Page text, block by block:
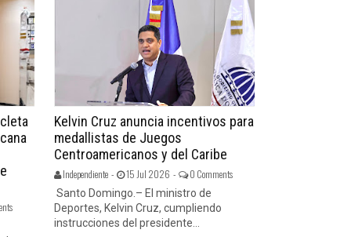
Kelvin Cruz anuncia incentivos para
medallistas de Juegos
Centroamericanos y del Caribe
Independiente - 15 Jul 2026 - 0 Comments
Santo Domingo.– El ministro de
Deportes, Kelvin Cruz, cumpliendo
instrucciones del presidente...